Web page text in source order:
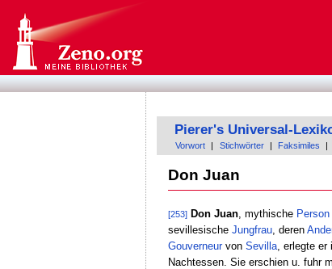
Pierer's Universal-
Vorwort Stichwörter Faksimiles
Don Juan
[253] Don Juan, mythische Person
sevillesische Jungfrau, deren
Gouverneurvon Sevilla, erlegte er
Nachtessen. Sie erschien u. fuhr